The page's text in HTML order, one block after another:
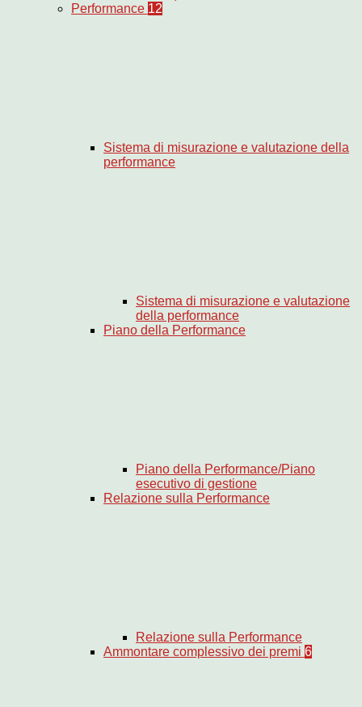
Performance 12
Sistema di misurazione e valutazione della
performance
Sistema di misurazione e valutazione
della performance
Piano della Performance
Piano della Performance/Piano
esecutivo di gestione
Relazione sulla Performance
Relazione sulla Performance
Ammontare complessivo dei premi 6